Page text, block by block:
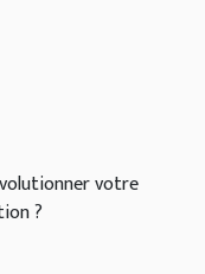
votre
?